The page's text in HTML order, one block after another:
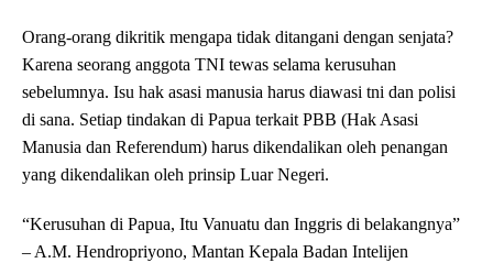
Orang-orang dikritik mengapa tidak ditangani dengan senjata?
Karena seorang anggota TNI tewas selama kerusuhan
sebelumnya. Isu hak asasi manusia harus diawasi tni dan polisi
di sana. Setiap tindakan di Papua terkait PBB (Hak Asasi
Manusia dan Referendum) harus dikendalikan oleh penangan
yang dikendalikan oleh prinsip Luar Negeri.
“Kerusuhan di Papua, Itu Vanuatu dan Inggris di belakangnya”
– A.M. Hendropriyono, Mantan Kepala Badan Intelijen